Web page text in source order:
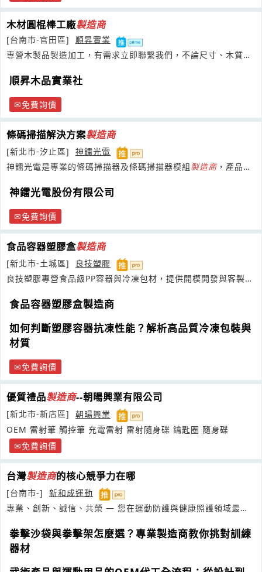
木材圓棍棒工廠製造商
[台南市-官田區]
順昇實業
專營木製品製造加工，有需求立即聯繫我們，不論尺寸、木質或
順昇木品實業社
免費詢價
條碼掃描解決方案製造商
[新北市-汐止區]
神鐳光電
神鐳光電是專業的條碼掃描器及條碼掃描器模組製造商，產品線
神鐳光電股份有限公司
免費詢價
食品容器塑膠盒製造商
[新北市-土城區]
良技塑膠
良技塑膠專營食品級PP容器與冷凍包材，提供開模開發與客製化
食品容器塑膠盒製造商
如何判斷塑膠容器抗凍性能？解析高品質冷凍包裝與
材質
免費詢價
優質禮品製造商--朝暘興業有限公司
[新北市-新店區]
朝暘興業
OEM 雷射筆 觸控筆 充電雷射 雷射隨身碟 鑰匙圈 隨身碟
免費詢價
台灣製造商的核心競爭力在哪
[台南市-]
新和成運動
專業、創新、誠信、共榮 — 您在運動防護與健康照護領域最信
拳擊沙袋與拳擊架怎麼選？專業製造商教你挑對訓練
器材